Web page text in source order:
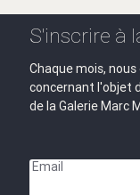
S'inscrire à
Chaque mois,
concernant l'objet
de la Galerie Marc
Email